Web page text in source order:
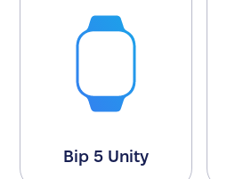
Bip 5 Unity